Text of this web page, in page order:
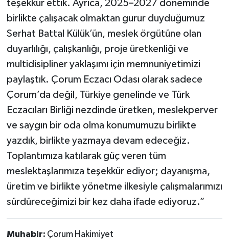
teşekkür ettik. Ayrıca, 2025–2027 döneminde
birlikte çalışacak olmaktan gurur duyduğumuz
Serhat Battal Külük’ün, meslek örgütüne olan
duyarlılığı, çalışkanlığı, proje üretkenliği ve
multidisipliner yaklaşımı için memnuniyetimizi
paylaştık. Çorum Eczacı Odası olarak sadece
Çorum’da değil, Türkiye genelinde ve Türk
Eczacıları Birliği nezdinde üretken, meslekperver
ve saygın bir oda olma konumumuzu birlikte
yazdık, birlikte yazmaya devam edeceğiz.
Toplantımıza katılarak güç veren tüm
meslektaşlarımıza teşekkür ediyor; dayanışma,
üretim ve birlikte yönetme ilkesiyle çalışmalarımızı
sürdüreceğimizi bir kez daha ifade ediyoruz.”
Muhabir: Çorum Hakimiyet